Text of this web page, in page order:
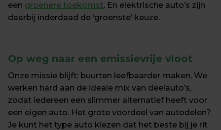
een groenere toekomst. En elektrische auto’s zijn
daarbij inderdaad de ‘groenste’ keuze.
Op weg naar een emissievrije vloot
Onze missie blijft: buurten leefbaarder maken. We
werken hard aan de ideale mix van deelauto’s,
zodat iedereen een slimmer alternatief heeft voor
een eigen auto. Het grote voordeel van autodelen?
Je kunt het type auto kiezen dat het beste bij je rit